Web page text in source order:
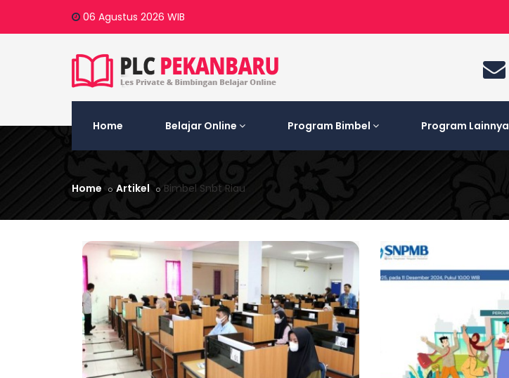
06 Agustus 2026 WIB
Home Belajar Online Program Bimbel Program Lainnya
Home Artikel Bimbel Snbt Riau